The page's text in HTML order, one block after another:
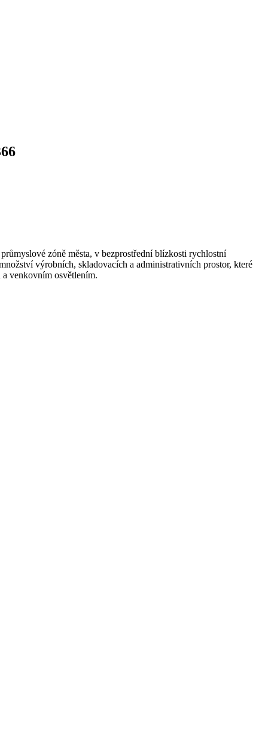
zóně města, v bezprostřední blízkosti rychlostní
výrobních, skladovacích a administrativních prostor, které
venkovním osvětlením.